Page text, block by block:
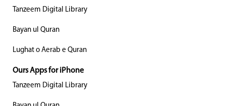
Tanzeem Digital Library
Bayan ul Quran
Lughat o Aerab e Quran
Ours Apps for iPhone
Tanzeem Digital Library